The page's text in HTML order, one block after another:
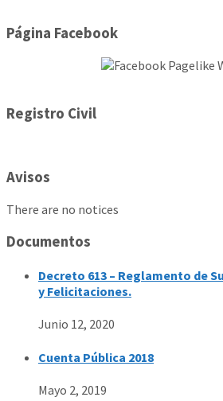
Página Facebook
Registro Civil
Avisos
There are no notices
Documentos
Decreto 613 – Reglamento de
y Felicitaciones.
Junio 12, 2020
Cuenta Pública 2018
Mayo 2, 2019